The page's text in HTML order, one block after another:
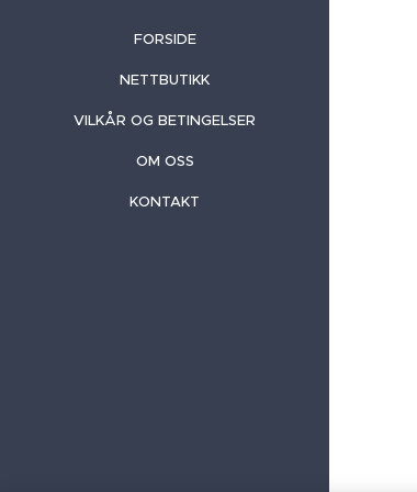
FORSIDE
NETTBUTIKK
VILKÅR OG BETINGELSER
OM OSS
KONTAKT